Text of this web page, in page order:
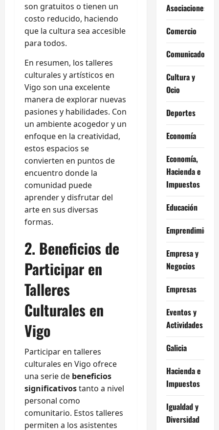
son gratuitos o tienen un
costo reducido, haciendo
que la cultura sea accesible
para todos.
En resumen, los talleres
culturales y artísticos en
Vigo son una excelente
manera de explorar nuevas
pasiones y habilidades. Con
un ambiente acogedor y un
enfoque en la creatividad,
estos espacios se
convierten en puntos de
encuentro donde la
comunidad puede
aprender y disfrutar del
arte en sus diversas
formas.
2. Beneficios de
Participar en
Talleres
Culturales en
Vigo
Participar en talleres
culturales en Vigo ofrece
una serie de beneficios
significativostanto a nivel
personal como
comunitario. Estos talleres
permiten a los asistentes
Asociaciones
Comercio
Comunicados
Cultura y
Ocio
Deportes
Economía
Economía,
Hacienda e
Impuestos
Educación
Emprendimiento
Empresa y
Negocios
Empresas
Eventos y
Actividades
Galicia
Hacienda e
Impuestos
Igualdad y
Diversidad